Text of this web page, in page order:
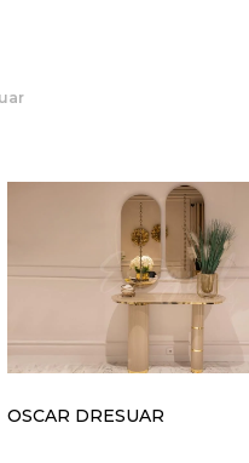
OSCAR DRESUAR